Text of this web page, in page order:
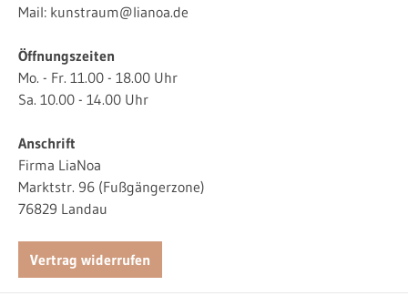
Mail: kunstraum@lianoa.de
Öffnungszeiten
Mo. - Fr. 11.00 - 18.00 Uhr
Sa. 10.00 - 14.00 Uhr
Anschrift
Firma LiaNoa
Marktstr. 96 (Fußgängerzone)
76829 Landau
Vertrag widerrufen